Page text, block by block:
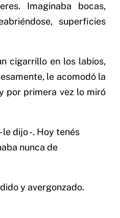
Imaginaba bocas,
superficies
cigarrillo en los labios,
le acomodó la
por primera vez lo miró
le dijo -. Hoy tenés
nunca de
y avergonzado.